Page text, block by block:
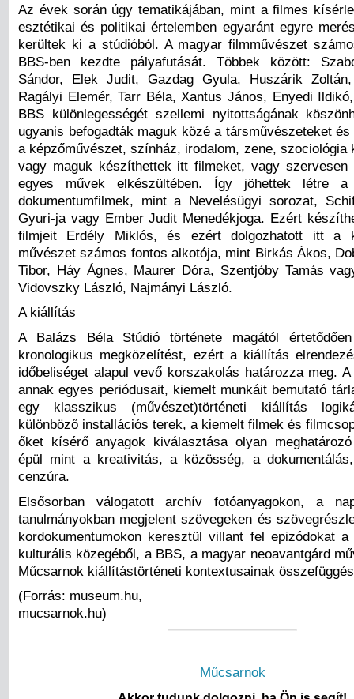
Az évek során úgy tematikájában, mint a filmes
esztétikai és politikai értelemben egyaránt egyre
kerültek ki a stúdióból. A magyar filmművészet
BBS-ben kezdte pályafutását. Többek között:
Sándor, Elek Judit, Gazdag Gyula, Huszárik
Ragályi Elemér, Tarr Béla, Xantus János, Enyedi
BBS különlegességét szellemi nyitottságának
ugyanis befogadták maguk közé a társművészeteket
a képzőművészet, színház, irodalom, zene, szociológia
vagy maguk készíthettek itt filmeket, vagy
egyes művek elkészültében. Így jöhettek létre
dokumentumfilmek, mint a Nevelésügyi sorozat,
Gyuri-ja vagy Ember Judit Menedékjoga. Ezért
filmjeit Erdély Miklós, és ezért dolgozhatott itt a
művészet számos fontos alkotója, mint Birkás Ákos,
Tibor, Háy Ágnes, Maurer Dóra, Szentjóby Tamás
Vidovszky László, Najmányi László.
A kiállítás
A Balázs Béla Stúdió története magától
kronologikus megközelítést, ezért a kiállítás
időbeliséget alapul vevő korszakolás határozza meg.
annak egyes periódusait, kiemelt munkáit bemutató
egy klasszikus (művészet)történeti kiállítás
különböző installációs terek, a kiemelt filmek és
őket kísérő anyagok kiválasztása olyan
épül mint a kreativitás, a közösség, a
cenzúra.
Elsősorban válogatott archív fotóanyagokon, a
tanulmányokban megjelent szövegeken és
kordokumentumokon keresztül villant fel epizódokat a
kulturális közegéből, a BBS, a magyar neoavantgárd
Műcsarnok kiállítástörténeti kontextusainak
(Forrás: museum.hu,
mucsarnok.hu)
Műcsarnok